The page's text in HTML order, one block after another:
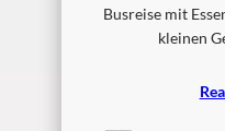
Busreise mit
kleinen